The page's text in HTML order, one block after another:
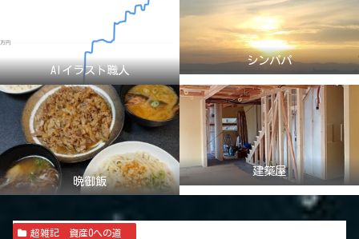
AIイラスト職人
シンパパ
晩御飯
建築屋
超雑記 資産0への道